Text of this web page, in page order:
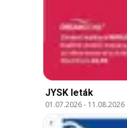
JYSK leták
01.07.2026- 11.08.2026